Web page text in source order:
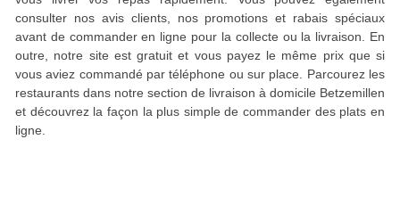
consulter nos avis clients, nos promotions et rabais spéciaux
avant de commander en ligne pour la collecte ou la livraison. En
outre, notre site est gratuit et vous payez le même prix que si
vous aviez commandé par téléphone ou sur place. Parcourez les
restaurants dans notre section de livraison à domicile Betzemillen
et découvrez la façon la plus simple de commander des plats en
ligne.